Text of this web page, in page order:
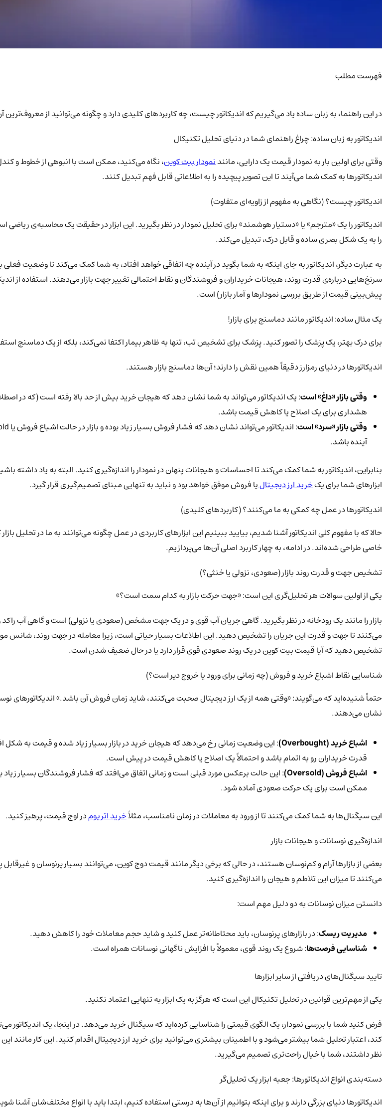
فهرست مطلب
در این راهنما، به زبان ساده یاد می‌گیریم که اندیکاتور چیست، چه کاربردهای کلیدی دارد و چگونه می‌توانید از
اندیکاتور به زبان ساده: چراغ راهنمای شما در دنیای تحلیل تکنیکال
وقتی برای اولین بار به نمودار قیمت یک دارایی، مانندنمودار بیت کوین، نگاه می‌کنید، ممکن است با انبوهی از خطوط و
اندیکاتورها به کمک شما می‌آیند تا این تصویر پیچیده را به اطلاعاتی قابل فهم تبدیل کنند.
اندیکاتور چیست؟ (نگاهی به مفهوم از زاویه‌ای متفاوت)
اندیکاتور را یک «مترجم» یا «دستیار هوشمند» برای تحلیل نمودار در نظر بگیرید. این ابزار در حقیقت یک محاسبه‌ی
را به یک شکل بصری ساده و قابل درک، تبدیل می‌کند.
به عبارت دیگر، اندیکاتور به جای اینکه به شما بگوید در آینده چه اتفاقی خواهد افتاد، به شما کمک می‌کند تا وضعیت
پیش‌بینی قیمت از طریق بررسی نمودارها و آمار بازار) است.
یک مثال ساده: اندیکاتور مانند دماسنج برای بازار!
برای درک بهتر، یک پزشک را تصور کنید. پزشک برای تشخیص تب، تنها به ظاهر بیمار اکتفا نمی‌کند، بلکه از یک دماسنج
اندیکاتورها در دنیای رمزارز دقیقاً همین نقش را دارند؛ آن‌ها دماسنج بازار هستند.
وقتی بازار «داغ» است
هشداری برای یک اصلاح یا کاهش قیمت باشد.
وقتی بازار «سرد» است
آینده باشد.
بنابراین، اندیکاتور به شما کمک می‌کند تا احساسات و هیجانات پنهان در نمودار را اندازه‌گیری کنید. البته به یاد داشته
ابزارهای شما برای یکخرید ارز دیجیتالیا فروش موفق خواهد بود و نباید به تنهایی مبنای تصمیم‌گیری قرار گیرد.
اندیکاتورها در عمل چه کمکی به ما می‌کنند؟ (کاربردهای کلیدی)
حالا که با مفهوم کلی اندیکاتور آشنا شدیم، بیایید ببینیم این ابزارهای کاربردی در عمل چگونه می‌توانند به ما در تحلیل
خاصی طراحی شده‌اند. در ادامه، به چهار کاربرد اصلی آن‌ها می‌پردازیم.
تشخیص جهت و قدرت روند بازار (صعودی، نزولی یا خنثی؟)
یکی از اولین سوالات هر تحلیل‌گری این است: «جهت حرکت بازار به کدام سمت است؟»
می‌کنند تا جهت و قدرت این جریان را تشخیص دهید. این اطلاعات بسیار حیاتی است، زیرا معامله در جهت روند، شانس
تشخیص دهید که آیا قیمت بیت کوین در یک روند صعودی قوی قرار دارد یا در حال ضعیف شدن است.
شناسایی نقاط اشباع خرید و فروش (چه زمانی برای ورود یا خروج دیر است؟)
نشان می‌دهند.
اشباع خرید (Overbought)
: این وضعیت زمانی رخ می‌دهد که هیجان خرید در بازار بسیار زیاد شده و قیمت به شکل
قدرت خریداران رو به اتمام باشد و احتمالاً یک اصلاح یا کاهش قیمت در پیش است.
اشباع فروش (Oversold)
: این حالت برعکس مورد قبلی است و زمانی اتفاق می‌افتد که فشار فروشندگان بسیار
ممکن است برای یک حرکت صعودی آماده شود.
این سیگنال‌ها به شما کمک می‌کنند تا از ورود به معاملات در زمان نامناسب، مثلاًخرید اتریومدر اوج قیمت، پرهیز کنید.
اندازه‌گیری نوسانات و هیجانات بازار
می‌کنند تا میزان این تلاطم و هیجان را اندازه‌گیری کنید.
دانستن میزان نوسانات به دو دلیل مهم است:
مدیریت ریسک: در بازارهای پرنوسان، باید محتاطانه‌تر عمل کنید و شاید حجم معاملات خود را کاهش دهید.
شناسایی فرصت‌ها: شروع یک روند قوی، معمولاً با افزایش ناگهانی نوسانات همراه است.
تایید سیگنال‌های دریافتی از سایر ابزارها
یکی از مهم‌ترین قوانین در تحلیل تکنیکال این است که هرگز به یک ابزار به تنهایی اعتماد نکنید.
فرض کنید شما با بررسی نمودار، یک الگوی قیمتی را شناسایی کرده‌اید که سیگنال خرید می‌دهد. در اینجا، یک اندیکاتور
کند، اعتبار تحلیل شما بیشتر می‌شود و با اطمینان بیشتری می‌توانید برای خرید ارز دیجیتال اقدام کنید. این کار
نظر داشتند، شما با خیال راحت‌تری تصمیم می‌گیرید.
دسته‌بندی انواع اندیکاتورها: جعبه ابزار یک تحلیل‌گر
اندیکاتورها دنیای بزرگی دارند و برای اینکه بتوانیم از آن‌ها به درستی استفاده کنیم، ابتدا باید با انواع مختلف‌شان